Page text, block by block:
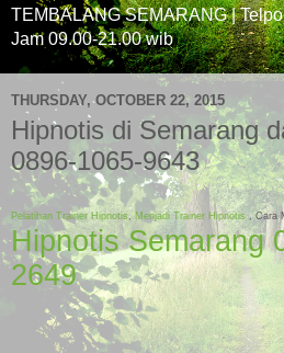
TEMBALANG SEMARANG |
Jam 09.00-21.00 wib
THURSDAY, OCTOBER 22, 2015
Hipnotis di Semarang
0896-1065-9643
Pelatihan Trainer Hipnotis , Menjadi Trainer Hipnotis, Cara
Hipnotis Semarang
2649